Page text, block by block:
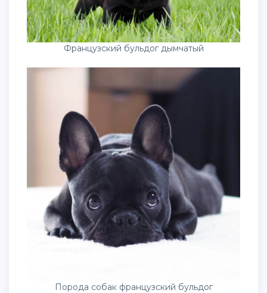
Французский бульдог дымчатый
Порода собак французский бульдог